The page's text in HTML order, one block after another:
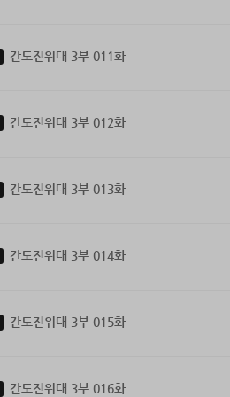
간도진위대 3부 011화
간도진위대 3부 012화
간도진위대 3부 013화
간도진위대 3부 014화
간도진위대 3부 015화
간도진위대 3부 016화